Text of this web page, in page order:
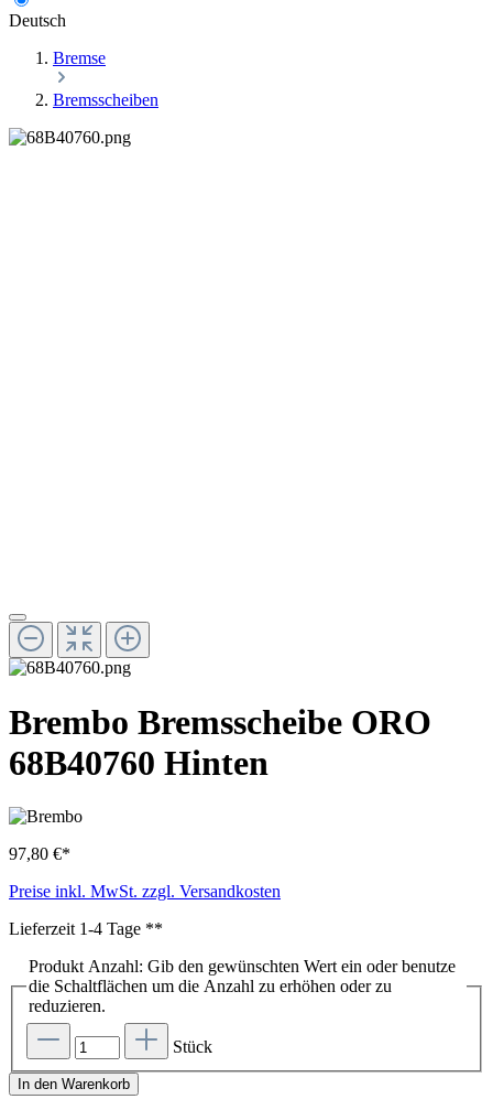
Deutsch
Bremse
Bremsscheiben
Brembo Bremsscheibe ORO
68B40760 Hinten
97,80 €*
Preise inkl. MwSt. zzgl. Versandkosten
Lieferzeit 1-4 Tage **
Produkt Anzahl: Gib den gewünschten Wert ein oder benutze
die Schaltflächen um die Anzahl zu erhöhen oder zu
reduzieren.
Stück
In den Warenkorb